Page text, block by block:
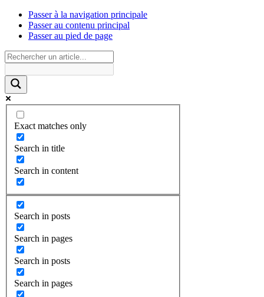
Passer à la navigation principale
Passer au contenu principal
Passer au pied de page
Exact matches only
Search in title
Search in content
Search in posts
Search in pages
Search in posts
Search in pages